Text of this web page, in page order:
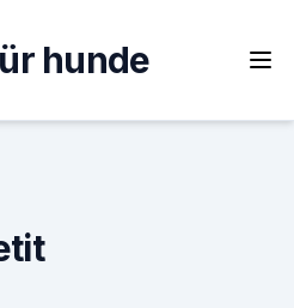
hunde